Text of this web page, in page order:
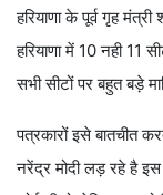
हरियाणा के पूर्व गृह
हरियाणा में 10 नही 11
सभी सीटों पर बहुत बड़े
पत्रकारों इसे बातचीत
नरेंद्र मोदी लड़ रहे है